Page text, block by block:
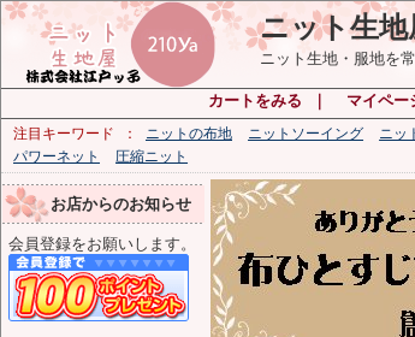
ニット生
ニット生地・服地を
カートをみる マイペー
注目キーワード ニットの布地 ニットソーイング ニッ
パワーネット
圧縮ニット
お店からのお知らせ
会員登録をお願いします。